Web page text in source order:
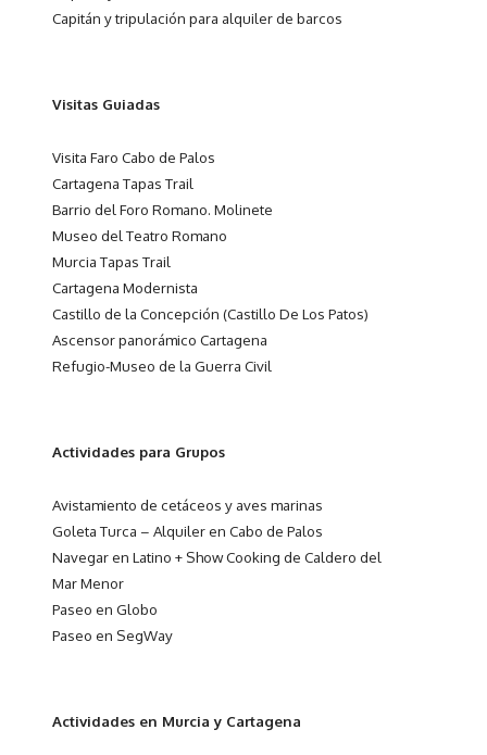
Capitán y tripulación para alquiler de barcos
Visitas Guiadas
Visita Faro Cabo de Palos
Cartagena Tapas Trail
Barrio del Foro Romano. Molinete
Museo del Teatro Romano
Murcia Tapas Trail
Cartagena Modernista
Castillo de la Concepción (Castillo De Los Patos)
Ascensor panorámico Cartagena
Refugio-Museo de la Guerra Civil
Actividades para Grupos
Avistamiento de cetáceos y aves marinas
Goleta Turca – Alquiler en Cabo de Palos
Navegar en Latino + Show Cooking de Caldero del
Mar Menor
Paseo en Globo
Paseo en SegWay
Actividades en Murcia y Cartagena